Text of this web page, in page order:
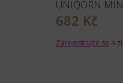
UNIQORN
682 Kč
Zaregistrujte se a